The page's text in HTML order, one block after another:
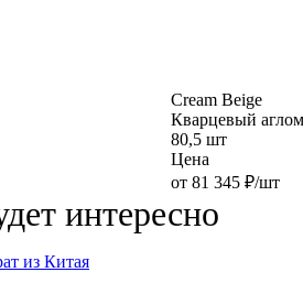
Cream Beige
Кварцевый
80,5 шт
Цена
от 81 345 ₽/шт
интересно
из Китая